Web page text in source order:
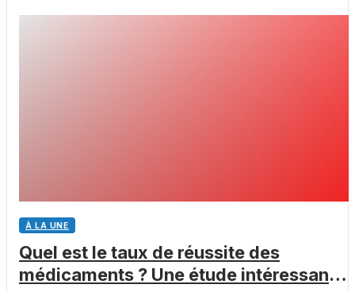
À LA UNE
Quel est le taux de réussite des
médicaments ? Une étude intéressante